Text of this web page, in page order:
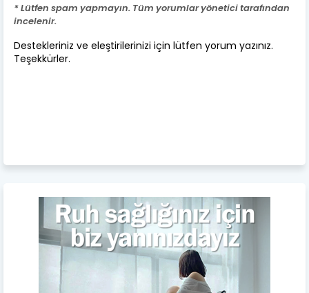
* Lütfen spam yapmayın. Tüm yorumlar yönetici tarafından
incelenir.
Destekleriniz ve eleştirilerinizi için lütfen yorum yazınız.
Teşekkürler.